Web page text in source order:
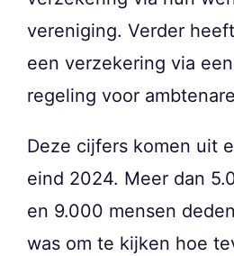
vereniging. Verder
een verzekering via
regeling voor
Deze cijfers komen uit
eind 2024. Meer dan
en 9.000 mensen
was om te kijken hoe